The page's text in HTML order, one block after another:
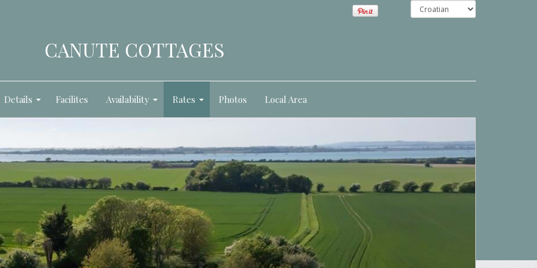
CANUTE COTTAGES
Details Facilites Availability Rates Photos Local Area